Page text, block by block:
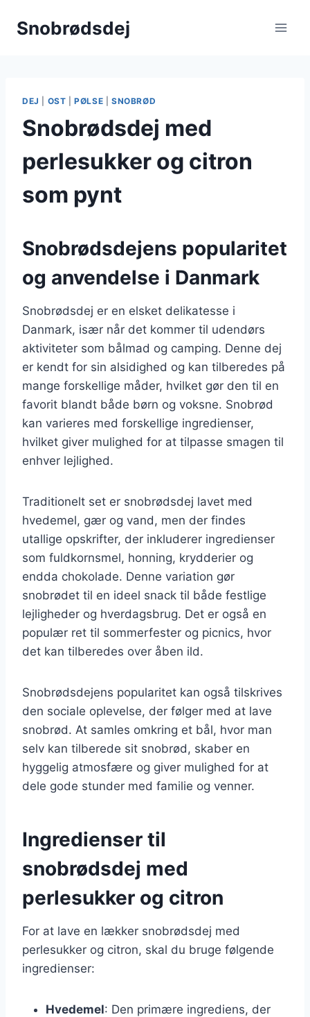
Snobrødsdej
DEJ OST |PØLSE SNOBRØD
Snobrødsdej med
perlesukker og citron
som pynt
Snobrødsdejens popularitet
og anvendelse i Danmark
Snobrødsdej er en elsket delikatesse i
Danmark, især når det kommer til udendørs
aktiviteter som bålmad og camping. Denne dej
er kendt for sin alsidighed og kan tilberedes på
mange forskellige måder, hvilket gør den til en
favorit blandt både børn og voksne. Snobrød
kan varieres med forskellige ingredienser,
hvilket giver mulighed for at tilpasse smagen til
enhver lejlighed.
Traditionelt set er snobrødsdej lavet med
hvedemel, gær og vand, men der findes
utallige opskrifter, der inkluderer ingredienser
som fuldkornsmel, honning, krydderier og
endda chokolade. Denne variation gør
snobrødet til en ideel snack til både festlige
lejligheder og hverdagsbrug. Det er også en
populær ret til sommerfester og picnics, hvor
det kan tilberedes over åben ild.
Snobrødsdejens popularitet kan også tilskrives
den sociale oplevelse, der følger med at lave
snobrød. At samles omkring et bål, hvor man
selv kan tilberede sit snobrød, skaber en
hyggelig atmosfære og giver mulighed for at
dele gode stunder med familie og venner.
Ingredienser til
snobrødsdej med
perlesukker og citron
For at lave en lækker snobrødsdej med
perlesukker og citron, skal du bruge følgende
ingredienser:
Hvedemel: Den primære ingrediens, der